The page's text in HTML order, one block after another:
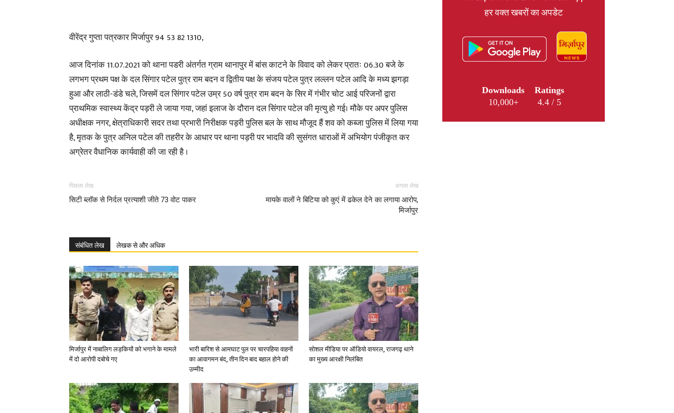
Latest
in
Hindi,
Today
वीरेंद्र गुप्ता पत्रकार मिर्जापुर 94 53 82 1310,
आज दिनांक 11.07.2021 को थाना पडरी अंतर्गत ग्राम थानापुर में बांस काटने के विवाद को लेकर प्रातः 06.30 बजे के
लगभग प्रथम पक्ष के दल सिंगार पटेल पुत्र राम बदन व द्वितीय पक्ष के संजय पटेल पुत्र लल्लन पटेल आदि के मध्य झगड़ा
हुआ और लाठी-डंडे चले, जिसमें दल सिंगार पटेल उम्र 50 वर्ष पुत्र राम बदन के सिर में गंभीर चोट आई परिजनों द्वारा
प्राथमिक स्वास्थ्य केंद्र पड़री ले जाया गया, जहां इलाज के दौरान दल सिंगार पटेल की मृत्यु हो गई। मौके पर अपर पुलिस
अधीक्षक नगर, क्षेत्राधिकारी सदर तथा प्रभारी निरीक्षक पड़री पुलिस बल के साथ मौजूद हैं शव को कब्जा पुलिस में लिया गया
है, मृतक के पुत्र अनिल पटेल की तहरीर के आधार पर थाना पड़री पर भादवि की सुसंगत धाराओं में अभियोग पंजीकृत कर
अग्रेतर वैधानिक कार्यवाही की जा रही है ।
पिछला लेख
सिटी ब्लॉक से निर्दल प्रत्याशी जीते 73 वोट पाकर
अगला लेख
मायके वालों ने बिटिया को कुएं में ढकेल देने का लगाया आरोप,
मिर्जापुर
संबंधित लेख लेखक से और अधिक
मिर्जापुर में नाबालिग लड़कियों को भगाने के मामले
में दो आरोपी दबोचे गए
भारी बारिश से आमघाट पुल पर चारपहिया वाहनों
का आवागमन बंद, तीन दिन बाद बहाल होने की
उम्मीद
सोशल मीडिया पर ऑडियो वायरल, राजगढ़ थाने
का मुख्य आरक्षी निलंबित
हर वक्त खबरों का अपडेट
Downloads
10,000+
Ratings
4.4 / 5